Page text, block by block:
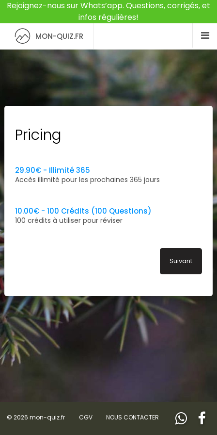
Rejoignez-nous sur Whats’app. Questions, corrigés, et
infos régulières!
MON-QUIZ.FR
Pricing
29.90€ - Illimité 365
Accès illimité pour les prochaines 365 jours
10.00€ - 100 Crédits (100 Questions)
100 crédits à utiliser pour réviser
Suivant
© 2026 mon-quiz.fr CGV NOUS CONTACTER